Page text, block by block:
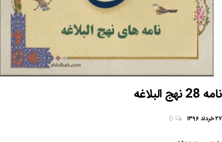
نامه 28 نهج البلاغه
۲۷ خرداد ۱۳۹۶ 0